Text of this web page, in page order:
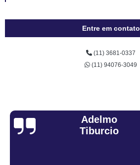
Entre em contato
(11) 3681-0337
(11) 94076-3049
Sandra Fiuza